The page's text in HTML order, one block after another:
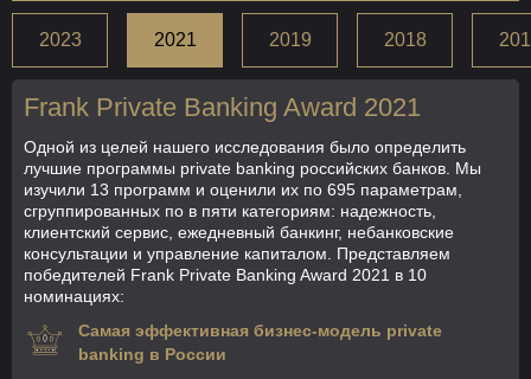
2023 2021 2019 2018
Frank Private Banking Award 2021
Одной из целей нашего исследования было определить
лучшие программы private banking российских банков. Мы
изучили 13 программ и оценили их по 695 параметрам,
сгруппированных по в пяти категориям: надежность,
клиентский сервис, ежедневный банкинг, небанковские
консультации и управление капиталом. Представляем
победителей Frank Private Banking Award 2021 в 10
номинациях:
Самая эффективная бизнес-модель private
banking в России